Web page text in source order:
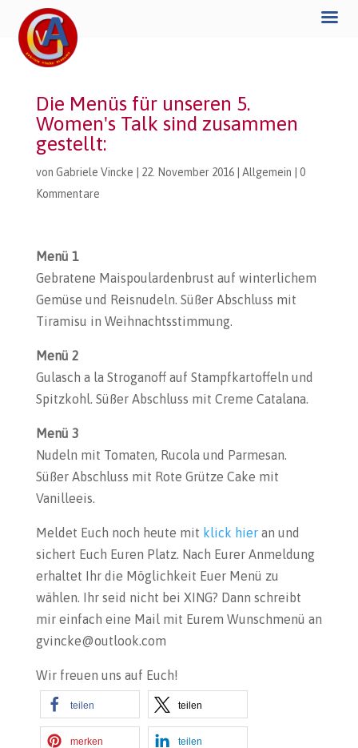
Die Menüs für unseren 5.
Women's Talk sind zusammen
gestellt:
von Gabriele Vincke 22. November 2016| Allgemein
0
Kommentare
Menü 1
Gebratene Maispoulardenbrust auf winterlichem
Gemüse und Reisnudeln. Süßer Abschluss mit
Tiramisu in Weihnachtsstimmung.
Menü 2
Gulasch a la Stroganoff auf Stampfkartoffeln und
Spitzkohl. Süßer Abschluss mit Creme Catalana.
Menü 3
Nudeln mit Tomaten, Rucola und Parmesan.
Süßer Abschluss mit Rote Grütze Cake mit
Vanilleeis.
Meldet Euch noch heute mit klick hieran und
sichert Euch Euren Platz. Nach Eurer Anmeldung
erhaltet Ihr die Möglichkeit Euer Menü zu
wählen. Ihr seid nicht bei XING? Dann schreibt
mir einfach eine Mail mit Eurem Wunschmenü an
gvincke@outlook.com
Wir freuen uns auf Euch!
teilen teilen
merken teilen